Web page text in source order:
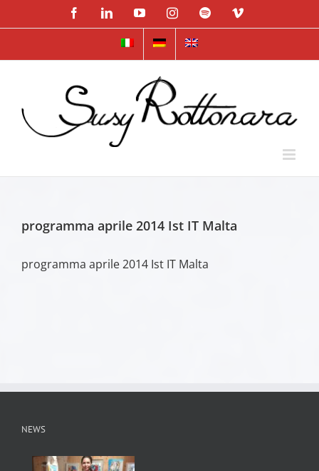
to
FacebookLinkedInYouTubeInstagramSpotifyVimeo
programma aprile 2014 Ist IT Malta
programma aprile 2014 Ist IT Malta
NEWS